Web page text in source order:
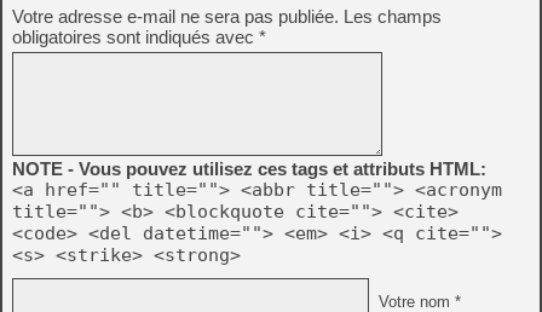
Votre adresse e-mail ne sera pas publiée. Les champs
obligatoires sont indiqués avec *
NOTE - Vous pouvez utilisez ces tags et attributs HTML:
<a href="" title=""> <abbr title=""> <acronym
title=""> <b> <blockquote cite=""> <cite>
<code> <del datetime=""> <em> <i> <q cite="">
<s> <strike> <strong>
Votre nom *